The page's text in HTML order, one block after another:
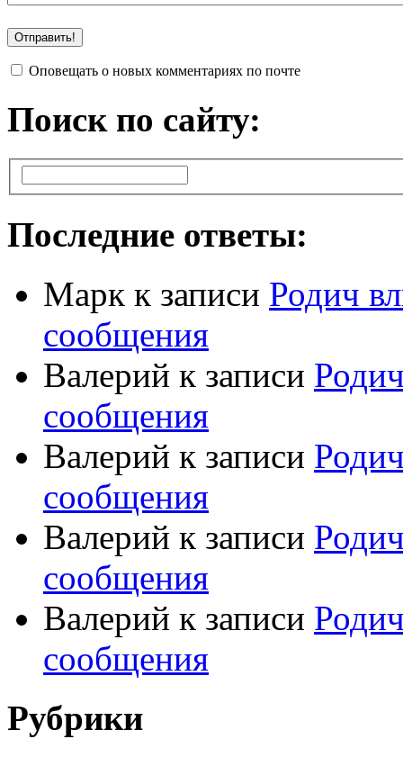
Оповещать о новых комментариях по почте
Поиск по сайту:
Последние ответы:
Марк к записи Родич
сообщения
Валерий к записи
сообщения
Валерий к записи
сообщения
Валерий к записи
сообщения
Валерий к записи
сообщения
Рубрики